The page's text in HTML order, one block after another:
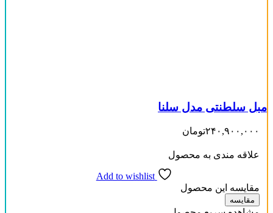
مبل سلطنتی مدل سلنا
۲۴۰,۹۰۰,۰۰۰تومان
علاقه مندی به محصول
Add to wishlist
مقایسه این محصول
مقایسه